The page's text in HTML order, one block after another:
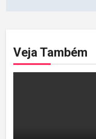
Veja Também